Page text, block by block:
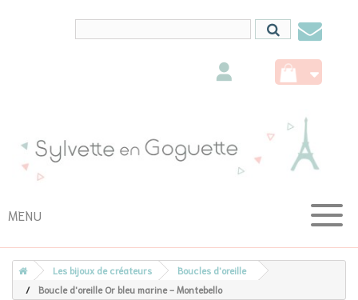
nous
MENU
Les bijoux de créateurs
Boucles d'oreille
Boucle d'oreille Or bleu marine - Montebello